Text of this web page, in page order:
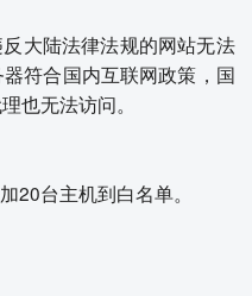
大陆法律法规的网站无法
符合国内互联网政策，国
也无法访问。
20台主机到白名单。